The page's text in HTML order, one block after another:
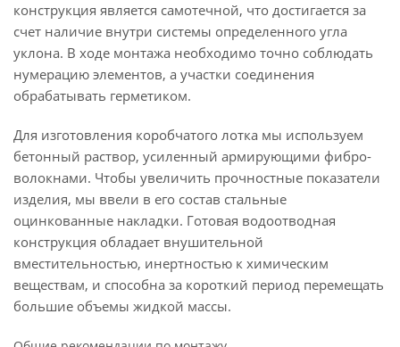
конструкция является самотечной, что достигается за
счет наличие внутри системы определенного угла
уклона. В ходе монтажа необходимо точно соблюдать
нумерацию элементов, а участки соединения
обрабатывать герметиком.
Для изготовления коробчатого лотка мы используем
бетонный раствор, усиленный армирующими фибро-
волокнами. Чтобы увеличить прочностные показатели
изделия, мы ввели в его состав стальные
оцинкованные накладки. Готовая водоотводная
конструкция обладает внушительной
вместительностью, инертностью к химическим
веществам, и способна за короткий период перемещать
большие объемы жидкой массы.